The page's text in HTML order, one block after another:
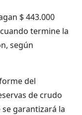
$ 443.000
termine la
según
del
de crudo
garantizará la